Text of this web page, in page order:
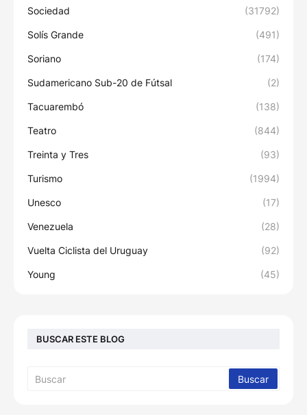
Sociedad (31792)
Solís Grande (491)
Soriano (174)
Sudamericano Sub-20 de Fútsal (2)
Tacuarembó (138)
Teatro (844)
Treinta y Tres (93)
Turismo (1994)
Unesco (17)
Venezuela (28)
Vuelta Ciclista del Uruguay (92)
Young (45)
BUSCAR ESTE BLOG